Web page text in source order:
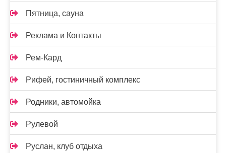
Пятница, сауна
Реклама и Контакты
Рем-Кард
Рифей, гостиничный комплекс
Родники, автомойка
Рулевой
Руслан, клуб отдыха